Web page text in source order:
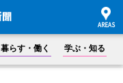
暮らす・働く 学ぶ・知る